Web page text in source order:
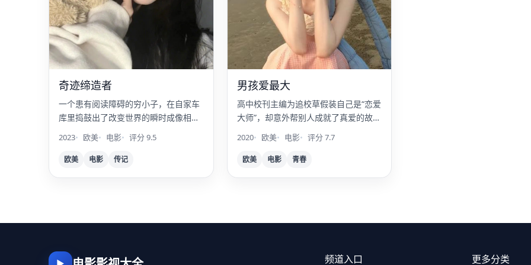
奇迹缔造者
一个患有阅读障碍的穷小子，在自家车
库里捣鼓出了改变世界的瞬时成像相
2023 欧美 电影 评分 9.5
欧美 电影 传记
男孩爱最大
高中校刊主编为追校草假装自己是“恋爱
大师”，却意外帮别人成就了真爱的故
2020 欧美 电影 评分 7.7
欧美 电影 青春
频道入口 更多分类